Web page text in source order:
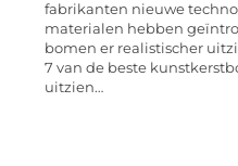
fabrikanten nieuwe
materialen hebben
bomen er realistischer
7 van de beste
uitzien…